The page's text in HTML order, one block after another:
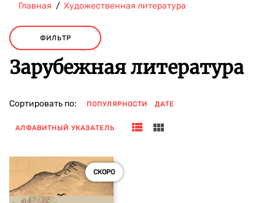
Главная Художественная литература
ФИЛЬТР
Зарубежная литература
Сортировать по: ПОПУЛЯРНОСТИ ДАТЕ
АЛФАВИТНЫЙ УКАЗАТЕЛЬ
СКОРО